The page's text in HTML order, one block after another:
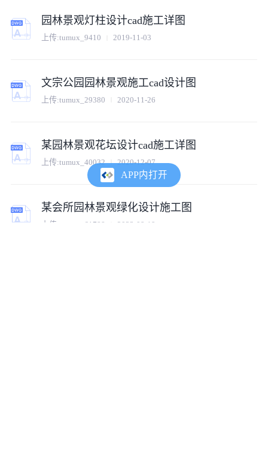
园林景观灯柱设计cad施工详图
上传:tumux_9410 2019-11-03
文宗公园园林景观施工cad设计图
上传:tumux_29380 2020-11-26
某园林景观花坛设计cad施工详图
上传:tumux_40032 2020-12-07
某会所园林景观绿化设计施工图
上传: tumux_61788 2023-09-19
APP内打开